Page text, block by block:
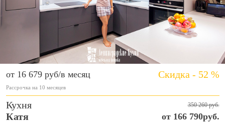
от 16 679 руб/в месяц Скидка - 52 %
Рассрочка на 10 месяцев
Кухня 350 260 руб.
Катя от 166 790руб.